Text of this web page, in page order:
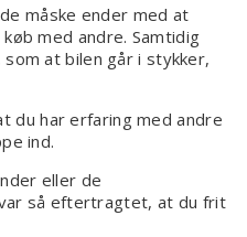
måske ender med at
med andre. Samtidig
at bilen går i stykker,
du har erfaring med andre
ind.
eller de
så eftertragtet, at du frit